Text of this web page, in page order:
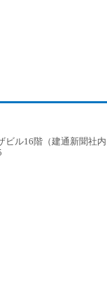
ビル16階（建通新聞社